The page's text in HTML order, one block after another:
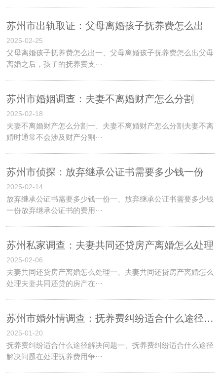
苏州市出轨取证：父母离婚孩子抚养费怎么出
2025-02-25
父母离婚孩子抚养费怎么出一、父母离婚孩子抚养费怎么出父母
离婚之后，孩子的抚养费支···
苏州市婚姻调查：夫妻不离婚财产怎么分割
2025-02-18
夫妻不离婚财产怎么分割一、夫妻不离婚财产怎么分割夫妻不离
婚时通常不会涉及财产分割···
苏州市侦探：放弃继承公证书需要多少钱一份
2025-02-14
放弃继承公证书需要多少钱一份一、放弃继承公证书需要多少钱
一份放弃继承公证书的费用···
苏州私家调查：夫妻共同还贷房产离婚怎么处理
2025-02-06
夫妻共同还贷房产离婚怎么处理一、夫妻共同还贷房产离婚怎么
处理夫妻共同还贷的房产在···
苏州市婚外情调查：抚养费纠纷适合什么途径解决问题
2025-01-20
抚养费纠纷适合什么途径解决问题一、抚养费纠纷适合什么途径
解决问题在处理抚养费用争···